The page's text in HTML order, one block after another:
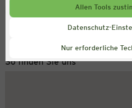
Allen Tools
Datenschutz-
Nur erforderliche
Service Hotline
+43 (0) 1 2675 502
So finden Sie uns